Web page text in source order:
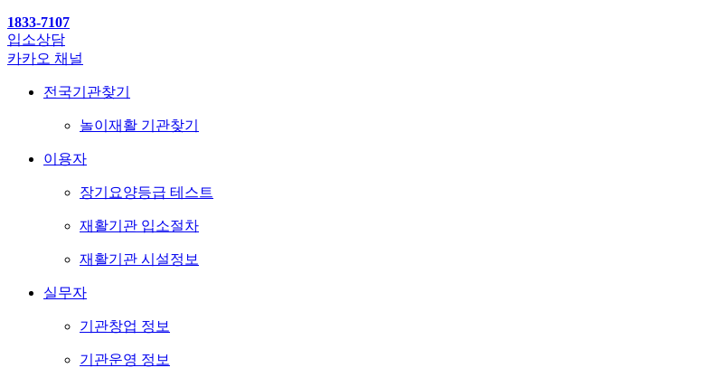
1833-7107
입소상담
카카오 채널
전국기관찾기
놀이재활 기관찾기
이용자
장기요양등급 테스트
재활기관 입소절차
재활기관 시설정보
실무자
기관창업 정보
기관운영 정보